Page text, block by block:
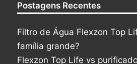
Postagens Recentes
Filtro de Água Flexzon Top
família grande?
Flexzon Top Life vs